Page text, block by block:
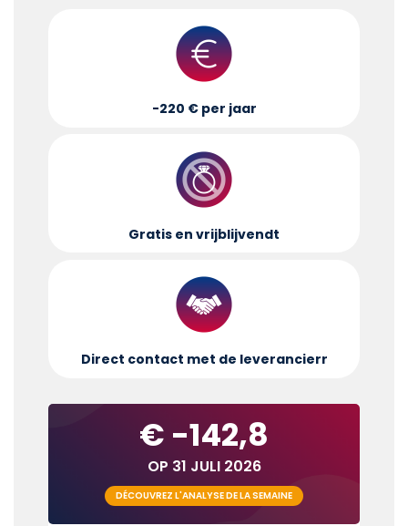
-220 € per jaar
Gratis en vrijblijvendt
Direct contact met de leverancierr
€ -142,8
OP 31 JULI 2026
DÉCOUVREZ L'ANALYSE DE LA SEMAINE